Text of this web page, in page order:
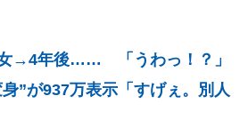
前線
の話題
→4年後…… 「うわっ！？」
”が937万表示「すげぇ。別人